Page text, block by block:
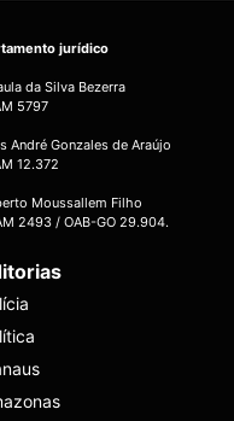
jurídico
da Silva Bezerra
5797
André Gonzales de Araújo
12.372
Moussallem Filho
2493 / OAB-GO 29.904.